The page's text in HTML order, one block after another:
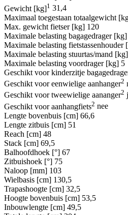
Gewicht [kg]1 31,4
Maximaal toegestaan totaalgewicht
Max. gewicht fietser [kg] 120
Maximale belasting bagagedrager [kg]
Maximale belasting fietstassenhouder
Maximale belasting stuurtas/mand [kg]
Maximale belasting voordrager [kg] 5
Geschikt voor kinderzitje
Geschikt voor eenwielige aanhanger2
Geschikt voor tweewielige aananger2
Geschikt voor aanhangfiets2 nee
Lengte bovenbuis [cm] 66,6
Lengte zitbuis [cm] 51
Reach [cm] 48
Stack [cm] 69,5
Balhoofdhoek [°] 67
Zitbuishoek [°] 75
Naloop [mm] 103
Wielbasis [cm] 130,5
Trapashoogte [cm] 32,5
Hoogte bovenbuis [cm] 53,5
Inbouwlengte [cm] 49,5